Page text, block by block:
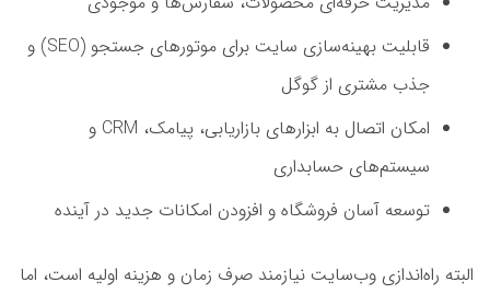
قابلیت بهینه‌سازی سایت برای موتورهای جستجو (SEO) و
جذب مشتری از گوگل
امکان اتصال به ابزارهای بازاریابی، پیامک، CRM و
سیستم‌های حسابداری
توسعه آسان فروشگاه و افزودن امکانات جدید در آینده
البته راه‌اندازی وب‌سایت نیازمند صرف زمان و هزینه اولیه است، اما